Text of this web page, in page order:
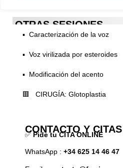
OTRAS SESIONES
▪️ Caracterización de la voz
▪️ Voz virilizada por esteroides
▪️ Modificación del acento
🟥 CIRUGÍA: Glotoplastia
CONTACTO Y CITAS
✅ Pide tu CITA ONLINE
WhatsApp : +34 625 14 46 47